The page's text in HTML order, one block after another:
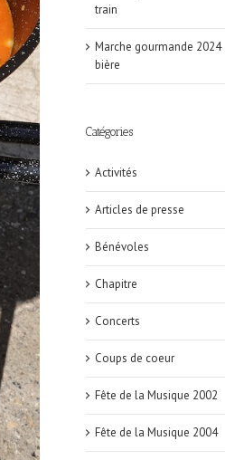
train
Marche gourmande 2024
bière
Catégories
Activités
Articles de presse
Bénévoles
Chapitre
Concerts
Coups de coeur
Fête de la Musique 2002
Fête de la Musique 2004